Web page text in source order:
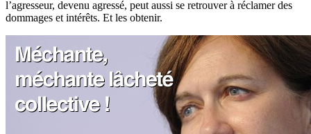
l’agresseur, devenu agressé, peut aussi se retrouver à réclamer des
dommages et intérêts. Et les obtenir.